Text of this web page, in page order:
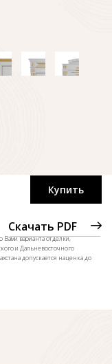
Купить
Скачать PDF
Вами варианта отделки,
и Дальневосточного
допускается наценка до